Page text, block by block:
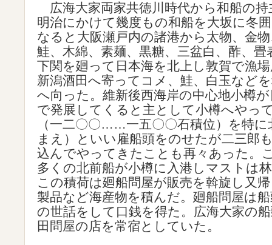
広海大家両家共徳川時代から和船の持
明治にかけて幾度もの和船を大坂に冬
なると大阪瀬戸内の諸港から太物、金
鮭、木綿、素麺、黒糖、三盆白、酢、畳
下関を廻って日本海を北上し敦賀で漁
新潟酒田へ寄ってコメ、鮭、白玉など
へ向った。維新後西海岸の中心地小樽
で発展してくると主として小樽へやっ
（一二〇〇……一五〇〇石積位）を特に
まえ）といい雇船頭をのせたが二三郎
込んでやってきたことも再々あった。
多くの北前船が小樽に入港しマストは
この積荷は廻船問屋が販売を斡旋し又
製品など海産物を積んだ。廻船問屋は
の世話をして口銭を得た。広海大家の
田問屋の店を常宿としていた。